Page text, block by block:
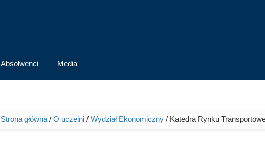
Absolwenci Media
Jesteś tutaj
Strona główna/ O uczelni/ Wydział Ekonomiczny/ Katedra Rynku